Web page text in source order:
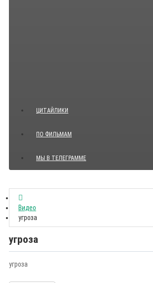
Показать все Цитаты с видео
ЦИТАЙЛИКИ
ПО ФИЛЬМАМ
МЫ В ТЕЛЕГРАММЕ
Видео
угроза
угроза
угроза